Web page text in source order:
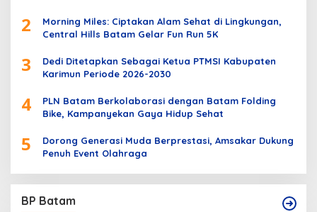
2
Morning Miles: Ciptakan Alam Sehat di Lingkungan,
Central Hills Batam Gelar Fun Run 5K
3
Dedi Ditetapkan Sebagai Ketua PTMSI Kabupaten
Karimun Periode 2026-2030
4
PLN Batam Berkolaborasi dengan Batam Folding
Bike, Kampanyekan Gaya Hidup Sehat
5
Dorong Generasi Muda Berprestasi, Amsakar Dukung
Penuh Event Olahraga
BP Batam